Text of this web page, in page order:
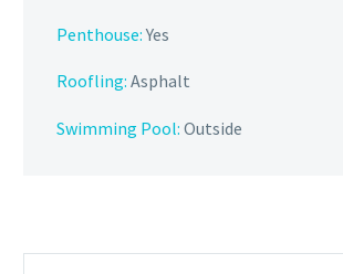
Penthouse:Yes
Roofling: Asphalt
Swimming Pool: Outside